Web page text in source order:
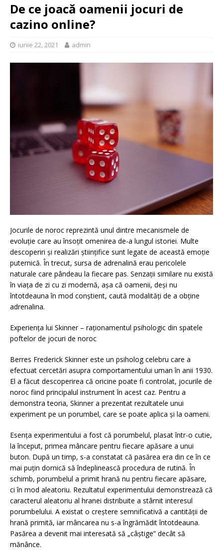
De ce joacă oamenii jocuri de
cazino online?
iunie 22, 2021 admin
Jocurile de noroc reprezintă unul dintre mecanismele de
evoluție care au însoțit omenirea de-a lungul istoriei. Multe
descoperiri și realizări științifice sunt legate de această emoție
puternică. În trecut, sursa de adrenalină erau pericolele
naturale care pândeau la fiecare pas. Senzații similare nu există
în viața de zi cu zi modernă, așa că oamenii, deși nu
întotdeauna în mod conștient, caută modalități de a obține
adrenalina.
Experiența lui Skinner – raționamentul psihologic din spatele
poftelor de jocuri de noroc
Berres Frederick Skinner este un psiholog celebru care a
efectuat cercetări asupra comportamentului uman în anii 1930.
El a făcut descoperirea că oricine poate fi controlat, jocurile de
noroc fiind principalul instrument în acest caz. Pentru a
demonstra teoria, Skinner a prezentat rezultatele unui
experiment pe un porumbel, care se poate aplica și la oameni.
Esența experimentului a fost că porumbelul, plasat într-o cutie,
la început, primea mâncare pentru fiecare apăsare a unui
buton. După un timp, s-a constatat că pasărea era din ce în ce
mai puțin dornică să îndeplinească procedura de rutină. În
schimb, porumbelul a primit hrană nu pentru fiecare apăsare,
ci în mod aleatoriu. Rezultatul experimentului demonstrează că
caracterul aleatoriu al hranei distribuite a stârnit interesul
porumbelului. A existat o creștere semnificativă a cantității de
hrană primită, iar mâncarea nu s-a îngrămădit întotdeauna.
Pasărea a devenit mai interesată să „câștige” decât să
mănânce.